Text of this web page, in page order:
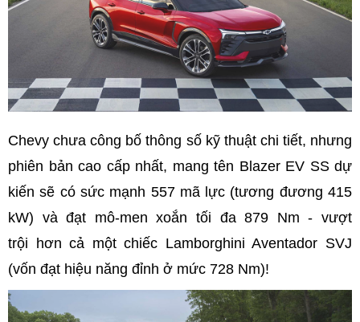
Chevy chưa công bố thông số kỹ thuật chi tiết, nhưng
phiên bản cao cấp nhất, mang tên Blazer EV SS dự
kiến sẽ có sức mạnh 557 mã lực (tương đương 415
kW) và đạt mô-men xoắn tối đa 879 Nm - vượt
trội hơn cả một chiếc Lamborghini Aventador SVJ
(vốn đạt hiệu năng đỉnh ở mức 728 Nm)!